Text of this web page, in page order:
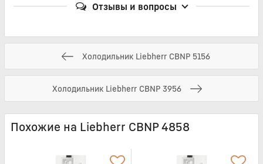
Отзывы и вопросы
Холодильник Liebherr CBNP 5156
Холодильник Liebherr CBNP 3956
Похожие на Liebherr CBNP 4858